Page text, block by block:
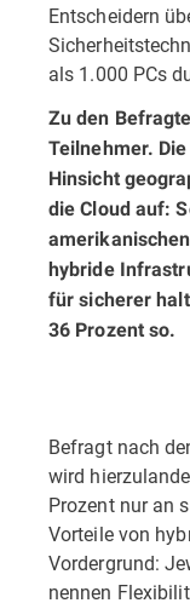
Entscheidern
als 1.000 PCs
Zu den
Teilnehmer.
Hinsicht
die Cloud auf:
hybride
für sicherer
36 Prozent so.
Befragt nach
wird
Prozent nur an
Vorteile von
Vordergrund:
nennen